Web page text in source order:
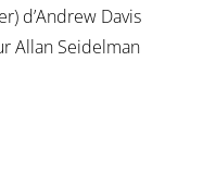
d’Andrew Davis
Allan Seidelman